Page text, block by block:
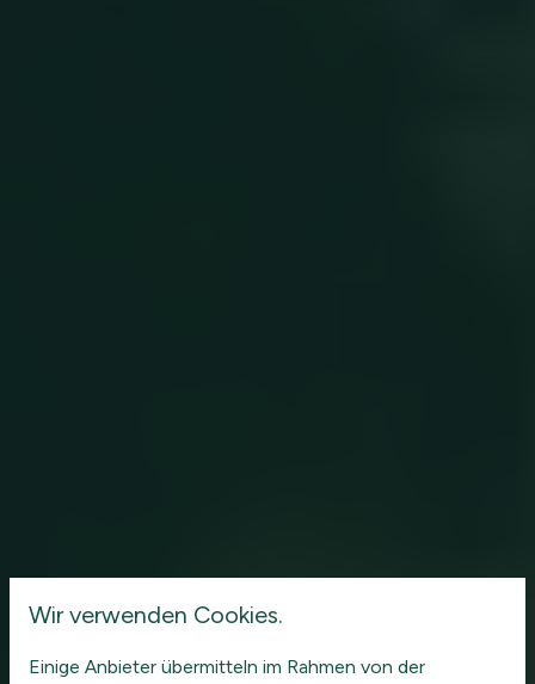
Wir verwenden Cookies.
Einige Anbieter übermitteln im Rahmen von der